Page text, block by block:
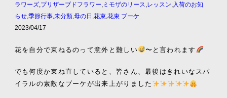
ラワーズ,プリザーブドフラワー,ミモザのリース,レッスン,入荷のお知
らせ,季節行事,未分類,母の日 ,花束,花束 ブーケ
2023/04/17
花を自分で束ねるのって意外と難しい 〜と言われます
でも何度か束ね直していると、皆さん、最後はきれいなスパ
イラルの素敵なブーケが出来上がりました